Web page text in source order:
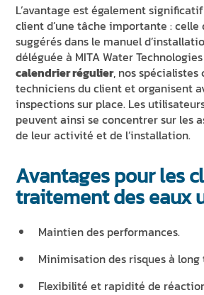
L’avantage est également
client d’une tâche importante :
suggérés dans le manuel
déléguée à MITA Water
calendrier régulier, nos
techniciens du client et organisent
inspections sur place. Les
peuvent ainsi se concentrer sur les
de leur activité et de l’installation.
Avantages pour les
traitement des eaux
Maintien des performances.
Minimisation des risques à long
Flexibilité et rapidité de